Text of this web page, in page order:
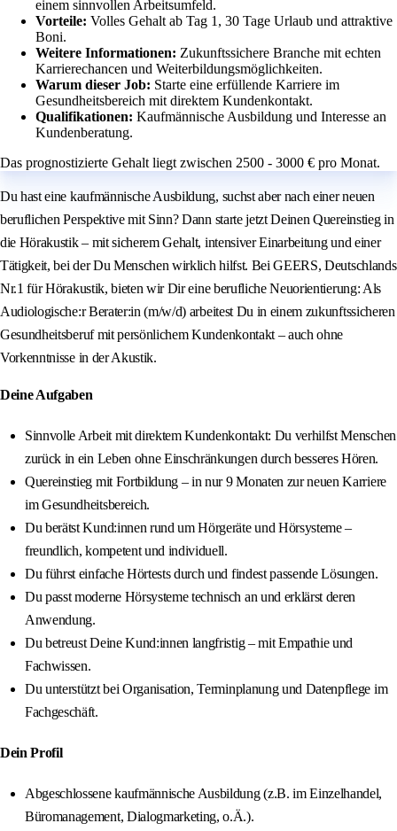
einem sinnvollen Arbeitsumfeld.
Vorteile: Volles Gehalt ab Tag 1, 30 Tage Urlaub und attraktive
Boni.
Weitere Informationen: Zukunftssichere Branche mit echten
Karrierechancen und Weiterbildungsmöglichkeiten.
Warum dieser Job: Starte eine erfüllende Karriere im
Gesundheitsbereich mit direktem Kundenkontakt.
Qualifikationen: Kaufmännische Ausbildung und Interesse an
Kundenberatung.
Das prognostizierte Gehalt liegt zwischen 2500 - 3000 € pro Monat.
Du hast eine kaufmännische Ausbildung, suchst aber nach einer neuen
beruflichen Perspektive mit Sinn? Dann starte jetzt Deinen Quereinstieg in
die Hörakustik – mit sicherem Gehalt, intensiver Einarbeitung und einer
Tätigkeit, bei der Du Menschen wirklich hilfst. Bei GEERS, Deutschlands
Nr.1 für Hörakustik, bieten wir Dir eine berufliche Neuorientierung: Als
Audiologische:r Berater:in (m/w/d) arbeitest Du in einem zukunftssicheren
Gesundheitsberuf mit persönlichem Kundenkontakt – auch ohne
Vorkenntnisse in der Akustik.
Deine Aufgaben
Sinnvolle Arbeit mit direktem Kundenkontakt: Du verhilfst Menschen
zurück in ein Leben ohne Einschränkungen durch besseres Hören.
Quereinstieg mit Fortbildung – in nur 9 Monaten zur neuen Karriere
im Gesundheitsbereich.
Du berätst Kund:innen rund um Hörgeräte und Hörsysteme –
freundlich, kompetent und individuell.
Du führst einfache Hörtests durch und findest passende Lösungen.
Du passt moderne Hörsysteme technisch an und erklärst deren
Anwendung.
Du betreust Deine Kund:innen langfristig – mit Empathie und
Fachwissen.
Du unterstützt bei Organisation, Terminplanung und Datenpflege im
Fachgeschäft.
Dein Profil
Abgeschlossene kaufmännische Ausbildung (z.B. im Einzelhandel,
Büromanagement, Dialogmarketing, o.Ä.).